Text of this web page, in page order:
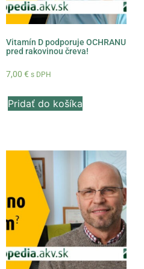
Vitamín D podporuje OCHRANU
pred rakovinou čreva!
7,00 € s DPH
Pridať do košíka